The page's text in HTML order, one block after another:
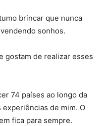
brincar que nunca
sonhos.
gostam de realizar esses
74 países ao longo da
de mim. O
fica para sempre.